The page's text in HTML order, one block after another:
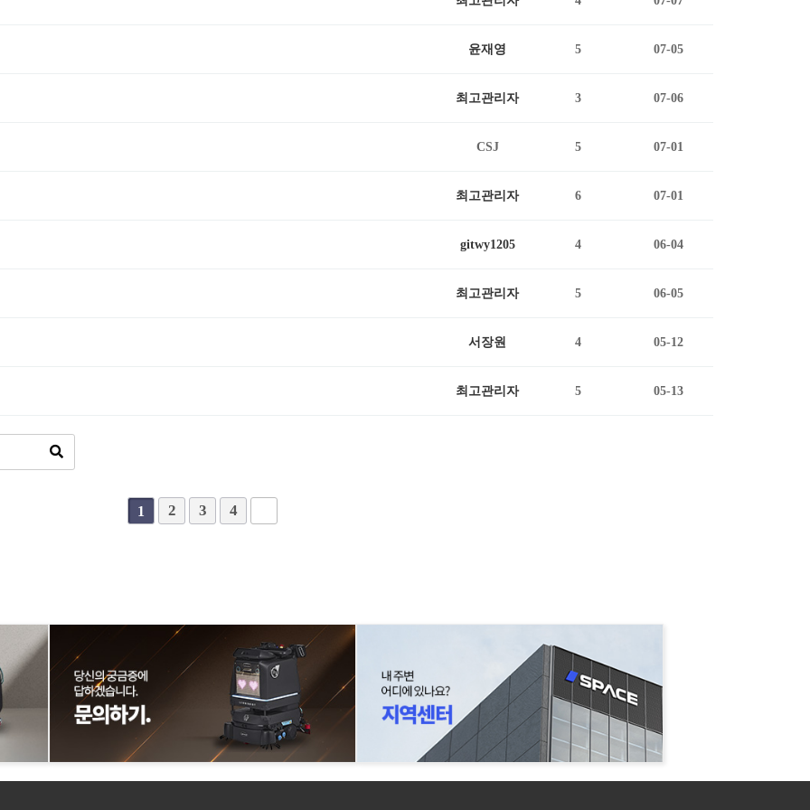
윤재영 5 07-05
최고관리자 3 07-06
CSJ 5 07-01
최고관리자 6 07-01
gitwy1205 4 06-04
최고관리자 5 06-05
서장원 4 05-12
최고관리자 5 05-13
1 2 3 4